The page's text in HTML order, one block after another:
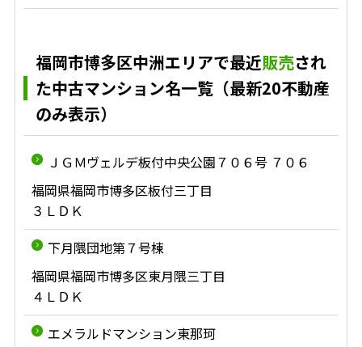
福岡市博多区中洲エリアで最近販売され
た中古マンション名一覧（最新20不動産
のみ表示）
ＪＧＭヴェルデ板付中央公園７０６号 ７０６
福岡県福岡市博多区板付三丁目
３ＬＤＫ
下月隈団地第７号棟
福岡県福岡市博多区東月隈三丁目
４ＬＤＫ
エメラルドマンション東那珂